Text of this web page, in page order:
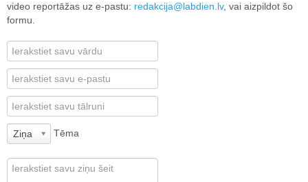
video reportāžas uz e-pastu: redakcija@labdien.lv, vai aizpildot šo
formu.
Ziņa Tēma